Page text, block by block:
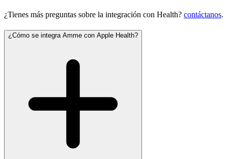
¿Tienes más preguntas sobre la integración con Health? contáctanos.
¿Cómo se integra Amme con Apple Health?